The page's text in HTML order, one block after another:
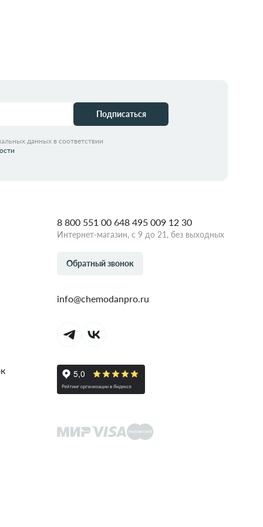
Подписаться
данных в соответствии
8 800 551 00 648 495 009 12 30
Интернет-магазин, с 9 до 21, без выходных
Обратный звонок
info@chemodanpro.ru